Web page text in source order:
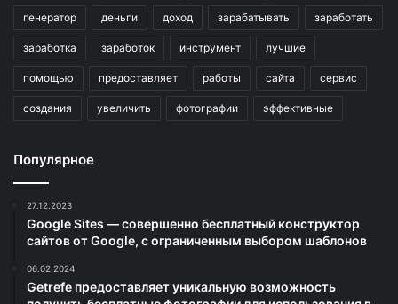
генератор деньги доход зарабатывать заработать
заработка заработок инструмент лучшие
помощью предоставляет работы сайта сервис
создания увеличить фотографии эффективные
Популярное
27.12.2023
Google Sites — совершенно бесплатный конструктор
сайтов от Google, с ограниченным выбором шаблонов
06.02.2024
Getrefe предоставляет уникальную возможность